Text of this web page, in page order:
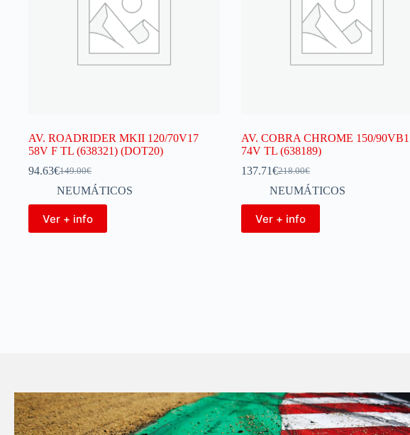
AV. ROADRIDER MKII 120/70V17
58V F TL (638321) (DOT20)
149.00€
94.63€
NEUMÁTICOS
Ver + info
AV. COBRA CHROME 150/
74V TL (638189)
218.00€
137.71€
NEUMÁTICOS
Ver + info